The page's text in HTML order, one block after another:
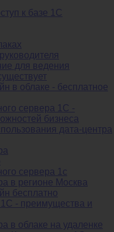
к базе 1С
для ведения
в облаке - бесплатное
сервера 1С -
бизнеса
дата-центра
сервера 1с
в регионе Москва
бесплатно
- преимущества и
в облаке на удаленке